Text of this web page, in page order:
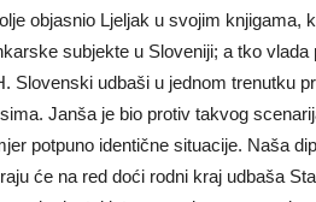
objasnio Ljeljak u svojim
subjekte u Sloveniji; a tko
Slovenski udbaši u jednom trenutku
Janša je bio protiv takvog
potpuno identične situacije. Naša
će na red doći rodni kraj udbaša